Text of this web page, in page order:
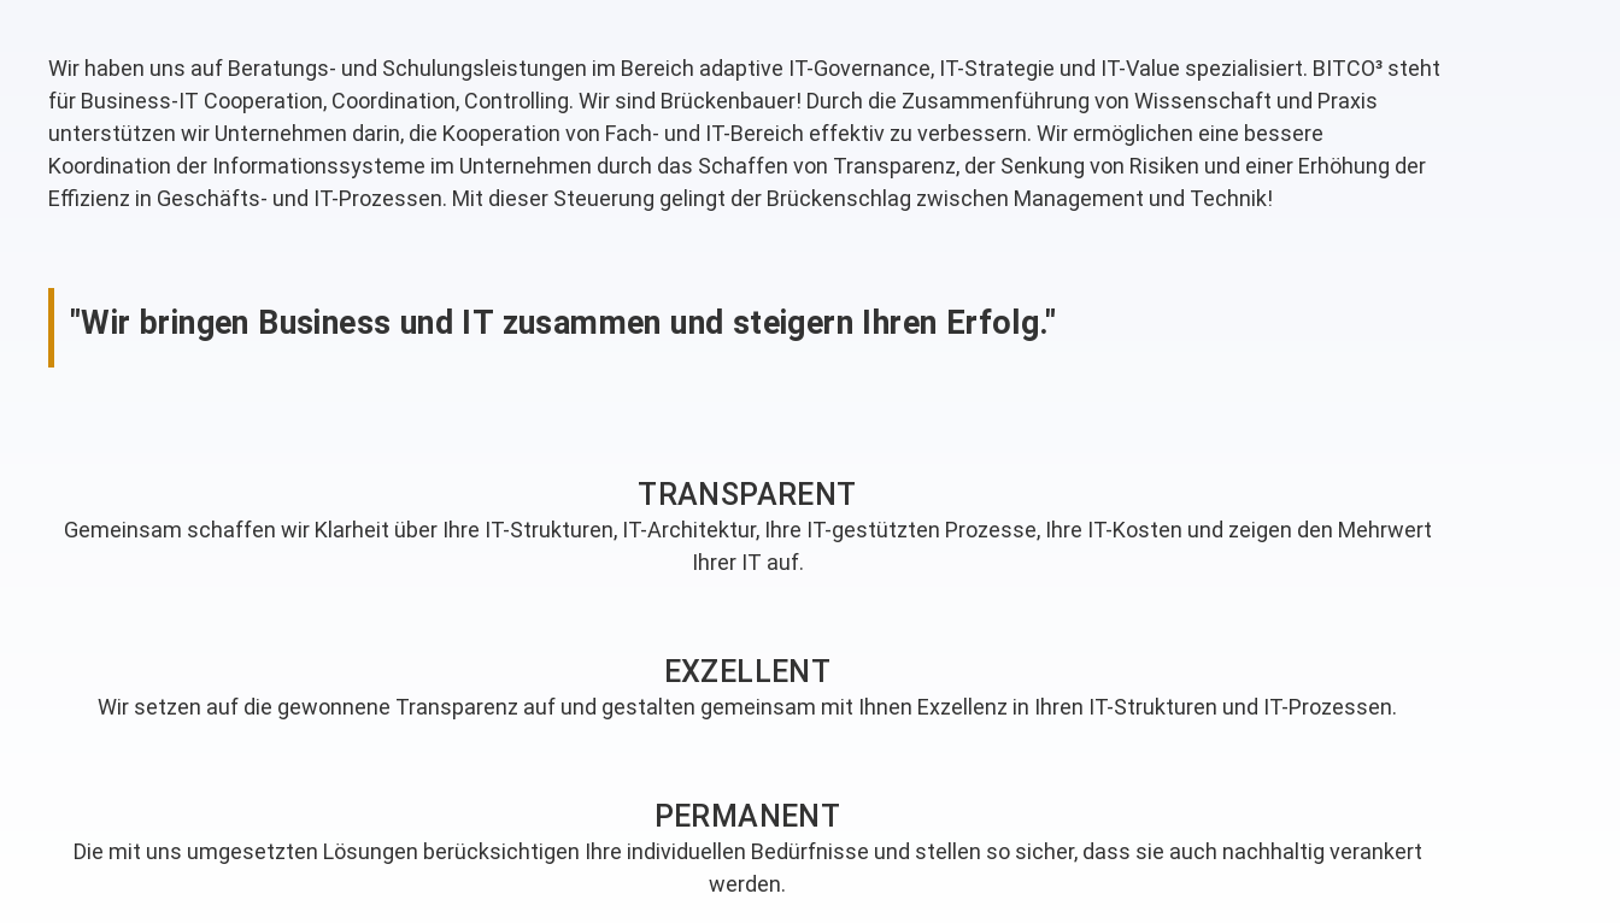
Wir haben uns auf Beratungs- und Schulungsleistungen im Bereich adaptive IT-Governance, IT-Strategie und IT-Value spezialisiert. BITCO³ steht
für Business-IT Cooperation, Coordination, Controlling. Wir sind Brückenbauer! Durch die Zusammenführung von Wissenschaft und Praxis
unterstützen wir Unternehmen darin, die Kooperation von Fach- und IT-Bereich effektiv zu verbessern. Wir ermöglichen eine bessere
Koordination der Informationssysteme im Unternehmen durch das Schaffen von Transparenz, der Senkung von Risiken und einer Erhöhung der
Effizienz in Geschäfts- und IT-Prozessen. Mit dieser Steuerung gelingt der Brückenschlag zwischen Management und Technik!
"Wir bringen Business und IT zusammen und steigern Ihren Erfolg."
TRANSPARENT​
Gemeinsam schaffen wir Klarheit über Ihre IT-Strukturen, IT-Architektur, Ihre IT-gestützten Prozesse, Ihre IT-Kosten und zeigen den Mehrwert
Ihrer IT auf.
EXZELLENT
Wir setzen auf die gewonnene Transparenz auf und gestalten gemeinsam mit Ihnen Exzellenz in Ihren IT-Strukturen und IT-Prozessen.
PERMANENT
Die mit uns umgesetzten Lösungen berücksichtigen Ihre individuellen Bedürfnisse und stellen so sicher, dass sie auch nachhaltig verankert
werden.